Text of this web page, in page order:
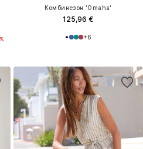
Комбинезон 'Omaha'
125,96 €
+6